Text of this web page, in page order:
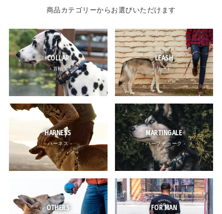
商品カテゴリーからお選びいただけます
COLLAR
- 首輪 -
LEASH
- リード -
HARNESS
- ハーネス -
MARTINGALE
- ハーフチョーク -
OTHERS FOR MAN